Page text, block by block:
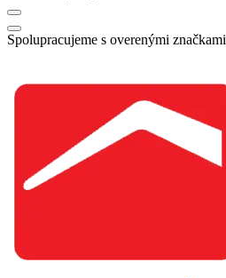
Spolupracujeme s overenými značkami